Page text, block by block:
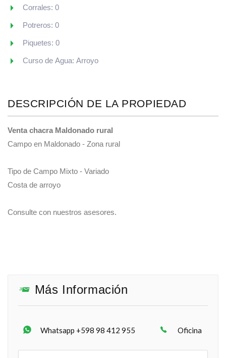
Corrales: 0
Potreros: 0
Piquetes: 0
Curso de Agua: Arroyo
DESCRIPCIÓN DE LA PROPIEDAD
Venta chacra Maldonado rural
Campo en Maldonado - Zona rural
Tipo de Campo Mixto - Variado
Costa de arroyo
Consulte con nuestros asesores.
Más Información
Whatsapp +598 98 412 955 Oficina